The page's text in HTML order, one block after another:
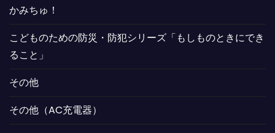
かみちゅ！
こどものための防災・防犯シリーズ「もしものときにでき
ること」
その他
その他（AC充電器）